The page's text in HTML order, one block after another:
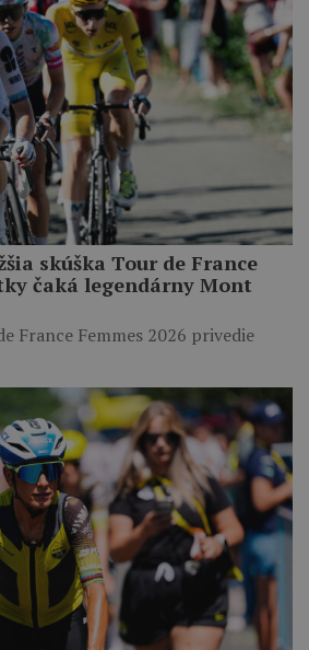
skúška Tour de France
čaká legendárny Mont
France Femmes 2026 privedie